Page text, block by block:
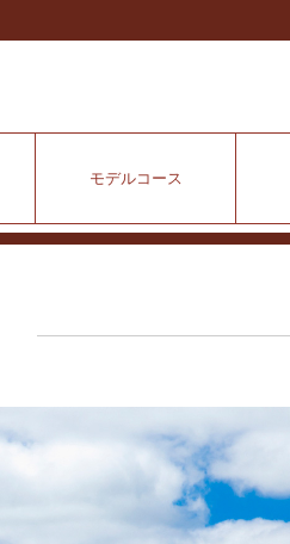
モデルコース